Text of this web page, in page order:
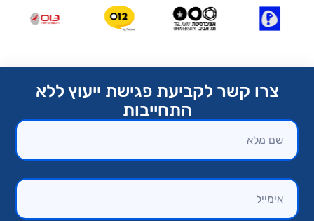
צרו קשר לקביעת פגישת ייעוץ ללא
התחייבות​